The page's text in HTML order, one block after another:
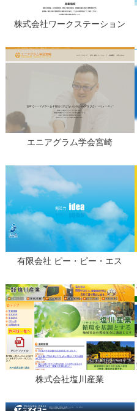
株式会社ワークステーション
エニアグラム学会宮崎
有限会社 ピー・ピー・エス
株式会社塩川産業